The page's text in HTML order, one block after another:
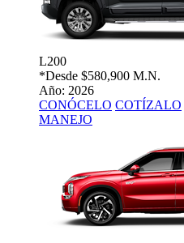
L200
*Desde $580,900 M.N.
Año: 2026
CONÓCELO COTÍZALO
MANEJO